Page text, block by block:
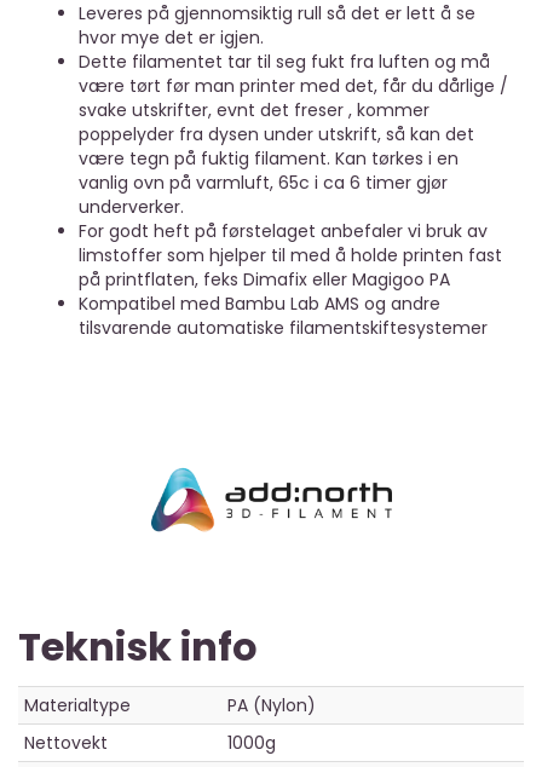
Leveres på gjennomsiktig rull så det er lett å se
hvor mye det er igjen.
Dette filamentet tar til seg fukt fra luften og må
være tørt før man printer med det, får du dårlige /
svake utskrifter, evnt det freser , kommer
poppelyder fra dysen under utskrift, så kan det
være tegn på fuktig filament. Kan tørkes i en
vanlig ovn på varmluft, 65c i ca 6 timer gjør
underverker.
For godt heft på førstelaget anbefaler vi bruk av
limstoffer som hjelper til med å holde printen fast
på printflaten, feks Dimafix eller Magigoo PA
Kompatibel med Bambu Lab AMS og andre
tilsvarende automatiske filamentskiftesystemer
Teknisk info
Materialtype
PA (Nylon)
Nettovekt
1000g